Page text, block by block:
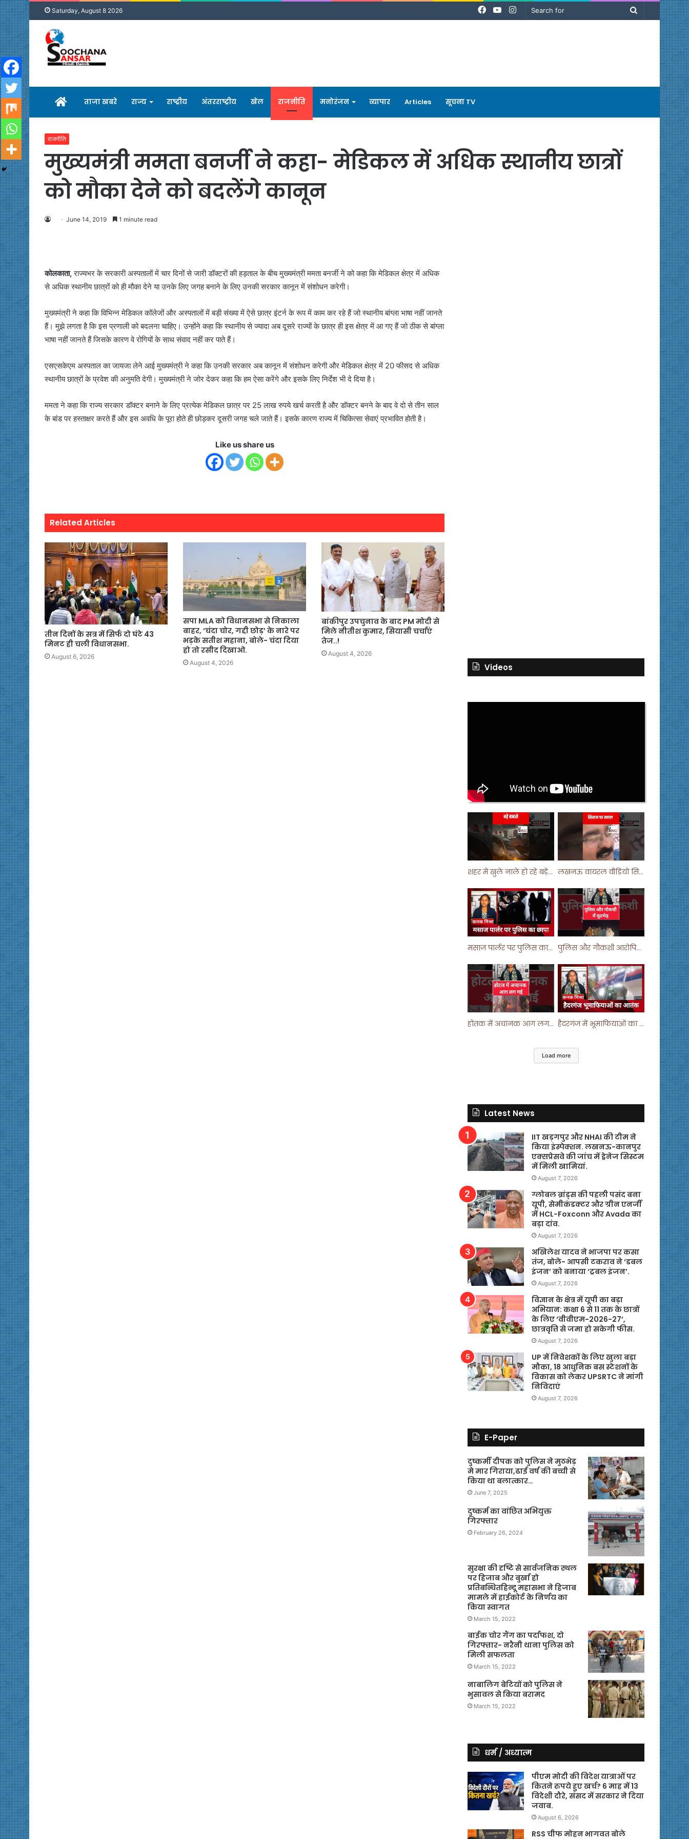
Saturday, August 8 2026
Search
Instagram
YouTube
Facebook
होम ताजा खबरे राज्य राष्ट्रीय अंतरराष्ट्रीय खेल राजनीति मनोरंजन व्यापार Articles सूचना TV
राजनीति
मुख्यमंत्री ममता बनर्जी ने कहा- मेडिकल में अधिक स्थानीय छात्रों
को मौका देने को बदलेंगे कानून
June 14, 2019 1 minute read
कोलकाता,राज्यभर के सरकारी अस्पतालों में चार दिनों से जारी डॉक्टरों की हड़ताल के बीच मुख्यमंत्री ममता बनर्जी ने को कहा कि मेडिकल क्षेत्र में अधिक
से अधिक स्थानीय छात्रों को ही मौका देने या उनके लिए जगह बनाने के लिए उनकी सरकार कानून में संशोधन करेगी।
मुख्यमंत्री ने कहा कि विभिन्न मेडिकल कॉलेजों और अस्पतालों में बड़ी संख्या में ऐसे छात्र इंटर्न के रूप में काम कर रहे हैं जो स्थानीय बांग्ला भाषा नहीं जानते
हैं। मुझे लगता है कि इस प्रणाली को बदलना चाहिए। उन्होंने कहा कि स्थानीय से ज्यादा अब दूसरे राज्यों के छात्र ही इस क्षेत्र में आ गए हैं जो ठीक से बांग्ला
भाषा नहीं जानते हैं जिसके कारण वे रोगियों के साथ संवाद नहीं कर पाते हैं।
एसएसकेएम अस्पताल का जायजा लेने आई मुख्यमंत्री ने कहा कि उनकी सरकार अब कानून में संशोधन करेगी और मेडिकल क्षेत्र में 20 फीसद से अधिक
स्थानीय छात्रों के प्रवेश की अनुमति देगी। मुख्यमंत्री ने जोर देकर कहा कि हम ऐसा करेंगे और इसके लिए निर्देश भी दे दिया है।
ममता ने कहा कि राज्य सरकार डॉक्टर बनाने के लिए प्रत्येक मेडिकल छात्र पर 25 लाख रुपये खर्च करती है और डॉक्टर बनने के बाद वे दो से तीन साल
के बांड पर हस्ताक्षर करते हैं और इस अवधि के पूरा होते ही छोड़कर दूसरी जगह चले जाते हैं। इसके कारण राज्य में चिकित्सा सेवाएं प्रभावित होती है।
Like us share us
Related Articles
तीन दिनों के सत्र में सिर्फ दो घंटे 43
मिनट ही चली विधानसभा.
August 6, 2026
सपा MLA को विधानसभा से निकाला
बाहर, ‘चंदा चोर, गद्दी छोड़’ के नारे पर
भड़के सतीश महाना, बोले- चंदा दिया
हो तो रसीद दिखाओ.
August 4, 2026
बांकीपुर उपचुनाव के बाद PM मोदी से
मिले नीतीश कुमार, सियासी चर्चाएं
तेज..!
August 4, 2026
Videos
शहर में खुले नाले हो रहे बड़े हादसे ! #shortsvideo #shorts लखनऊ वायरल वीडियो सिस्टम पर सवाल ! #shorts #shortvideo
मसाज पार्लर पर पुलिस का छापा ! #viralvideo #trending #parlour पुलिस और गौकशी आरोपियों में मुठभेड़ ! #shortvideo #shorts #shortsfeed
होतक में अचानक आग लगने से मचा हड़कंप ! #shortsfeed #shorts #viralshorts हैदरगंज में भूमाफियाओं का आतंक ! #upnews #viral #viralvideo
Load more
Latest News
IIT खड़गपुर और NHAI की टीम ने
किया इंस्पेक्शन. लखनऊ-कानपुर
एक्सप्रेसवे की जांच में ड्रेनेज सिस्टम
में मिली खामियां.
August 7, 2026
ग्लोबल ब्रांड्स की पहली पसंद बना
यूपी, सेमीकंडक्टर और ग्रीन एनर्जी
में HCL-Foxconn और Avada का
बड़ा दांव.
August 7, 2026
अखिलेश यादव ने भाजपा पर कसा
तंज, बोले- आपसी टकराव ने ‘डबल
इंजन’ को बनाया ‘ट्रबल इंजन’.
August 7, 2026
विज्ञान के क्षेत्र में यूपी का बड़ा
अभियान: कक्षा 6 से 11 तक के छात्रों
के लिए ‘वीवीएम-2026-27’,
छात्रवृत्ति से जमा हो सकेगी फीस.
August 7, 2026
UP में निवेशकों के लिए खुला बड़ा
मौका, 18 आधुनिक बस स्टेशनों के
विकास को लेकर UPSRTC ने मांगी
निविदाएं
August 7, 2026
E-Paper
दुष्कर्मी दीपक को पुलिस ने मुठभेड़
मे मार गिराया,ढाई वर्ष की बच्ची से
किया था बलात्कार…
June 7, 2025
दुष्कर्म का वांछित अभियुक्त
गिरफ्तार
February 26, 2024
सुरक्षा की दृष्टि से सार्वजनिक स्थल
पर हिजाब और बुर्खा हो
प्रतिबन्धितहिन्दू महासभा ने हिजाब
मामले में हाईकोर्ट के निर्णय का
किया स्वागत
March 15, 2022
बाईक चोर गैंग का पर्दाफश, दो
गिरफ्तार- नरैनी थाना पुलिस को
मिली सफलता
March 15, 2022
नाबालिग बेटियों को पुलिस ने
भुसावल से किया बरामद
March 15, 2022
धर्म / अध्यात्म
पीएम मोदी की विदेश यात्राओं पर
कितने रुपये हुए खर्च? 6 माह में 13
विदेशी दौरे, संसद में सरकार ने दिया
जवाब.
August 6, 2026
RSS चीफ मोहन भागवत बोले